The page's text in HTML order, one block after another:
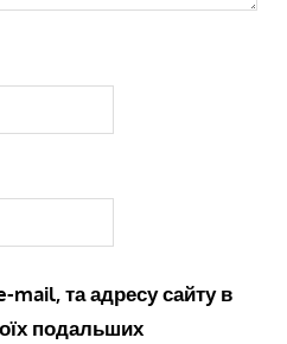
mail, та адресу сайту в
подальших